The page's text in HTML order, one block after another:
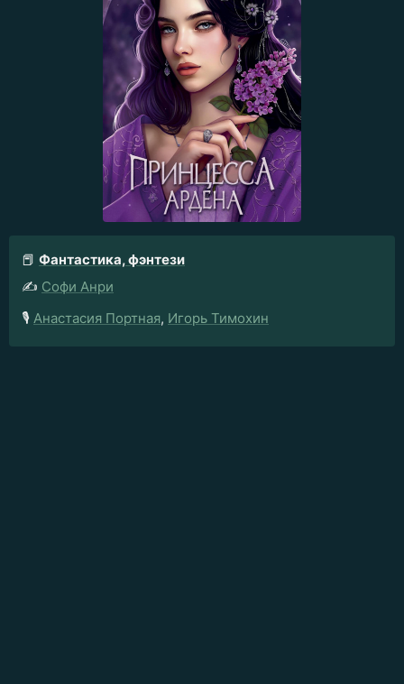
📕 Фантастика, фэнтези
✍️ Софи Анри
🎙️ Анастасия Портная, Игорь Тимохин